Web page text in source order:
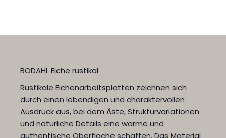
BODAHL Eiche rustikal
Rustikale Eichenarbeitsplatten zeichnen sich
durch einen lebendigen und charaktervollen
Ausdruck aus, bei dem Äste, Strukturvariationen
und natürliche Details eine warme und
authentische Oberfläche schaffen. Das Material